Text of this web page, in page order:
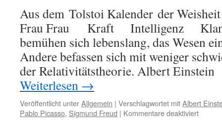
Aus dem Tolstoi Kalender der
Frau Frau Kraft Intelligenz
bemühen sich lebenslang, das Wesen
Andere befassen sich mit weniger
der Relativitätstheorie. Albert
Weiterlesen →
Veröffentlicht unterAllgemein | Verschlagwortet mitAlbert
Pablo Picasso, Sigmund Freud | Kommentare deaktiviertfür